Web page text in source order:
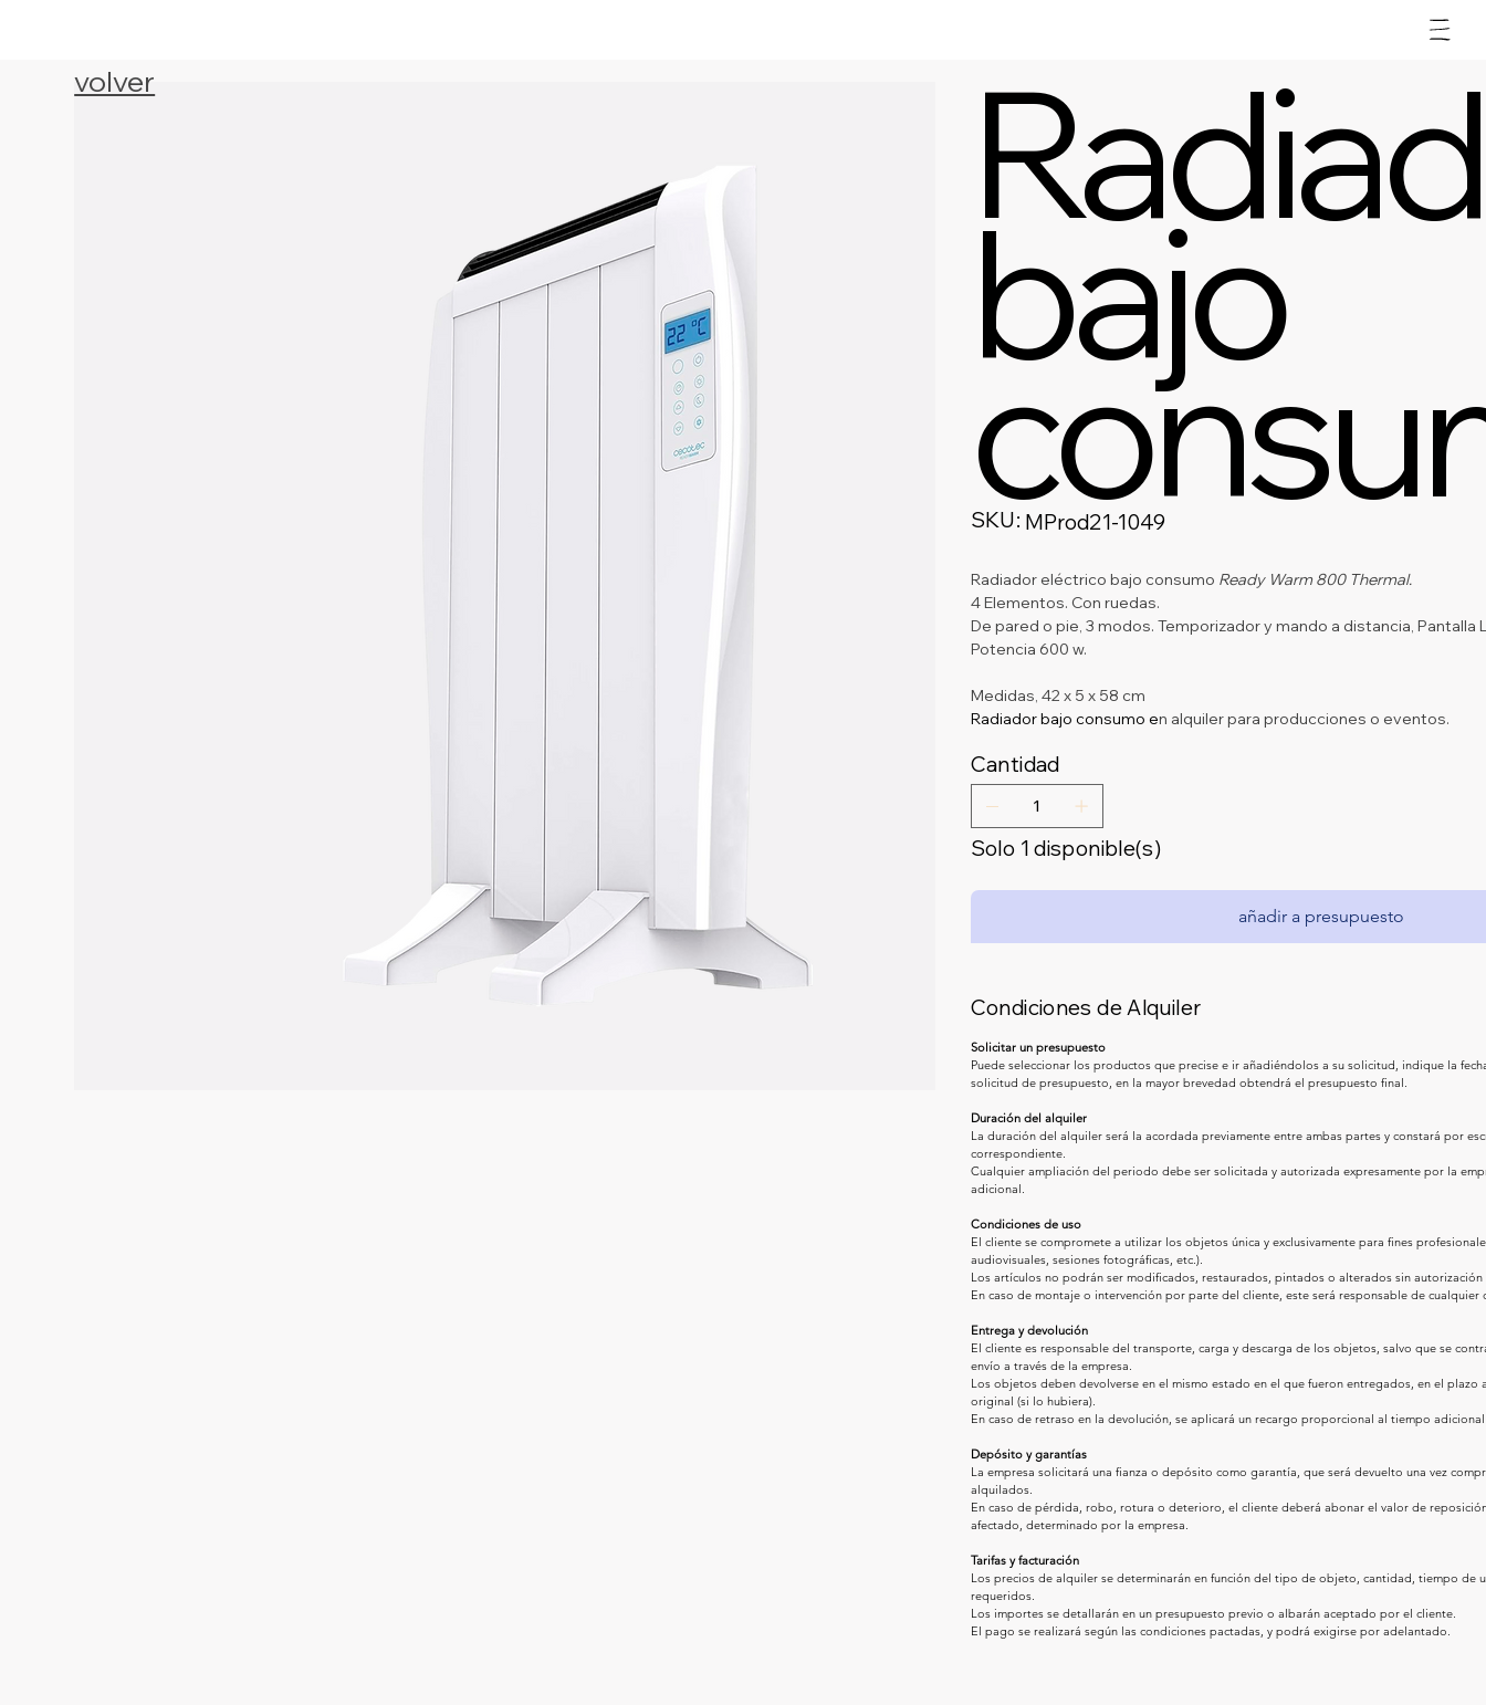
bajo
SKU: SKU
MProd21-
MProd21-1049
Radiador eléctrico bajo consumo Ready Warm 800 Thermal.
4 Elementos. Con ruedas.
De pared o pie, 3 modos. Temporizador y mando a distancia, Pantalla
Potencia 600 w.
Medidas, 42 x 5 x 58 cm
Radiador bajo consumo en alquiler para producciones o eventos.
Cantidad
Solo 1 disponible(s)
añadir a presupuesto
Condiciones de Alquiler
Solicitar un presupuesto
Puede seleccionar los productos que precise e ir añadiéndolos a su solicitud, indique la
solicitud de presupuesto, en la mayor brevedad obtendrá el presupuesto final.
Duración del alquiler
La duración del alquiler será la acordada previamente entre ambas partes y constará por
correspondiente.
Cualquier ampliación del periodo debe ser solicitada y autorizada expresamente por la
adicional.
Condiciones de uso
El cliente se compromete a utilizar los objetos única y exclusivamente para fines
audiovisuales, sesiones fotográficas, etc.).
Los artículos no podrán ser modificados, restaurados, pintados o alterados sin autorización
En caso de montaje o intervención por parte del cliente, este será responsable de cualquier
Entrega y devolución
El cliente es responsable del transporte, carga y descarga de los objetos, salvo que se
envío a través de la empresa.
Los objetos deben devolverse en el mismo estado en el que fueron entregados, en el
original (si lo hubiera).
En caso de retraso en la devolución, se aplicará un recargo proporcional al tiempo
Depósito y garantías
La empresa solicitará una fianza o depósito como garantía, que será devuelto una vez
alquilados.
En caso de pérdida, robo, rotura o deterioro, el cliente deberá abonar el valor de
afectado, determinado por la empresa.
Tarifas y facturación
Los precios de alquiler se determinarán en función del tipo de objeto, cantidad, tiempo de
requeridos.
Los importes se detallarán en un presupuesto previo o albarán aceptado por el cliente.
El pago se realizará según las condiciones pactadas, y podrá exigirse por adelantado.
volver